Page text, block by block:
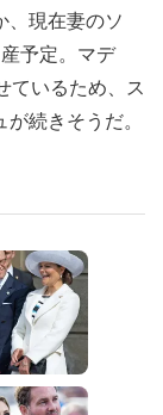
、現在妻のソ
予定。マデ
ているため、ス
続きそうだ。